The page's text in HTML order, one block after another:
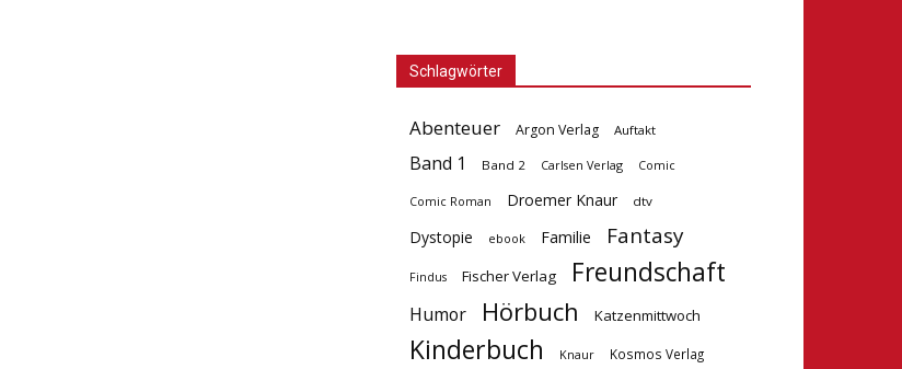
Schlagwörter
Abenteuer Argon Verlag Auftakt
Band 1 Band 2 Carlsen Verlag Comic
Comic Roman Droemer Knaur dtv
Dystopie ebook Familie Fantasy
Findus Fischer Verlag Freundschaft
Humor Hörbuch Katzenmittwoch
Kinderbuch Knaur Kosmos Verlag